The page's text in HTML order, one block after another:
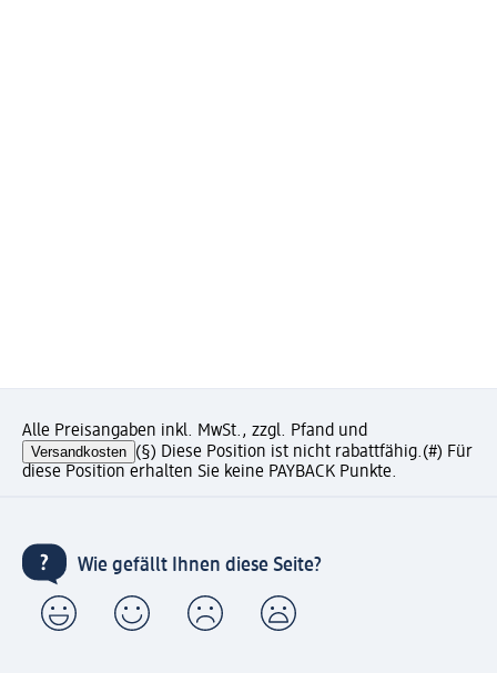
Alle Preisangaben inkl. MwSt., zzgl. Pfand und
Versandkosten (§) Diese Position ist nicht rabattfähig.(#) Für
diese Position erhalten Sie keine PAYBACK Punkte.
Wie gefällt Ihnen diese Seite?